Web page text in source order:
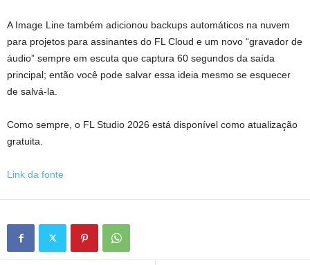
A Image Line também adicionou backups automáticos na nuvem
para projetos para assinantes do FL Cloud e um novo “gravador de
áudio” sempre em escuta que captura 60 segundos da saída
principal; então você pode salvar essa ideia mesmo se esquecer
de salvá-la.
Como sempre, o FL Studio 2026 está disponível como atualização
gratuita.
Link da fonte